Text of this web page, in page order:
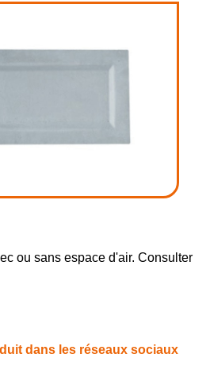
ou sans espace d'air. Consulter
dans les réseaux sociaux